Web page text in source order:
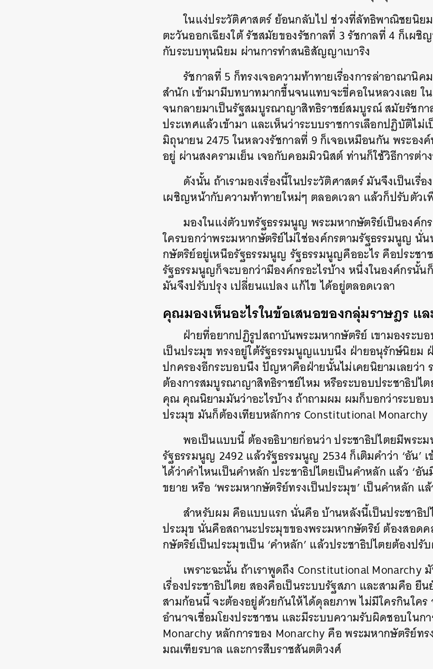
ในแง่ประวัติศาสตร์ ย้อนกลับไป ช่วงที่ลัทธิพาณิชยนิย
ตะวันออกเฉียงใต้ รัชสมัยของรัชกาลที่ 3 รัชกาลที่ 4 ก็เผชิ
กับระบบทุนนิยม ผ่านการทำสนธิสัญญาเบาริง
รัชกาลที่ 5 ก็ทรงเจอความท้าทายเรื่องการล่าอาณา
สำนัก เข้ามามีบทบาทมากขึ้นจนแทบจะขี่คอในหลวงเลย ใ
จนกลายมาเป็นรัฐสมบูรณาญาสิทธิราชย์สมบูรณ์ สมัยรัชกา
ประเทศแล้วเข้ามา และเห็นว่าระบบราชการเลือกปฏิบัติไ
มิถุนายน 2475 ในหลวงรัชกาลที่ 9 ก็เจอเหมือนกัน พระอง
อยู่ ผ่านสงครามเย็น เจอกับคอมมิวนิสต์ ท่านก็ใช้วิธีการต่า
ดังนั้น ถ้าเรามองเรื่องนี้ในประวัติศาสตร์ มันจึงเป็นเ
เผชิญหน้ากับความท้าทายใหม่ๆ ตลอดเวลา แล้วก็ปรับตัว
มองในแง่ตัวบทรัฐธรรมนูญ พระมหากษัตริย์เป็นองค์ก
ใครบอกว่าพระมหากษัตริย์ไม่ใช่องค์กรตามรัฐธรรมนูญ นั่
กษัตริย์อยู่เหนือรัฐธรรมนูญ รัฐธรรมนูญคืออะไร คือประชา
รัฐธรรมนูญก็จะบอกว่ามีองค์กรอะไรบ้าง หนึ่งในองค์กรนั้น
มันจึงปรับปรุง เปลี่ยนแปลง แก้ไข ได้อยู่ตลอดเวลา
คุณมองเห็นอะไรในข้อเสนอของกลุ่มราษฎร แ
ฝ่ายที่อยากปฏิรูปสถาบันพระมหากษัตริย์ เขามองระบ
เป็นประมุข ทรงอยู่ใต้รัฐธรรมนูญแบบนึง ฝ่ายอนุรักษ์นิยม
ปกครองอีกระบอบนึง ปัญหาคือฝ่ายนั้นไม่เคยนิยามเลยว่า
ต้องการสมบูรณาญาสิทธิราชย์ไหม หรือระบอบประชาธิปไ
คุณ คุณนิยามมันว่าอะไรบ้าง ถ้าถามผม ผมก็บอกว่าระบอ
ประมุข มันก็ต้องเทียบหลักการ Constitutional Monarchy
พอเป็นแบบนี้ ต้องอธิบายก่อนว่า ประชาธิปไตยมีพระ
รัฐธรรมนูญ 2492 แล้วรัฐธรรมนูญ 2534 ก็เติมคำว่า ‘อัน’
ได้ว่าคำไหนเป็นคำหลัก ประชาธิปไตยเป็นคำหลัก แล้ว ‘อั
ขยาย หรือ ‘พระมหากษัตริย์ทรงเป็นประมุข’ เป็นคำหลัก แ
สำหรับผม คือแบบแรก นั่นคือ บ้านหลังนี้เป็นประชาธิ
ประมุข นั่นคือสถานะประมุขของพระมหากษัตริย์ ต้องสอด
กษัตริย์เป็นประมุขเป็น ‘คำหลัก’ แล้วประชาธิปไตยต้องปรั
เพราะฉะนั้น ถ้าเราพูดถึง Constitutional
เรื่องประชาธิปไตย สองคือเป็นระบบรัฐสภา และสามคือ ยื
สามก้อนนี้ จะต้องอยู่ด้วยกันให้ได้ดุลยภาพ ไม่มีใครกินใค
อำนาจเชื่อมโยงประชาชน และมีระบบความรับผิดชอบในก
Monarchy หลักการของ Monarchy คือ พระมหากษัตริย์ท
มณเฑียรบาล และการสืบราชสันตติวงศ์